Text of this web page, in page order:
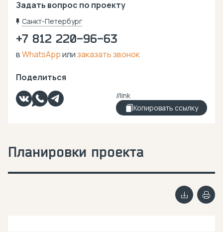
Задать вопрос по проекту
Санкт-Петербург
+7 812 220-96-63
вWhatsAppилизаказать звонок
Поделиться
Копировать ссылку
Планировки проекта